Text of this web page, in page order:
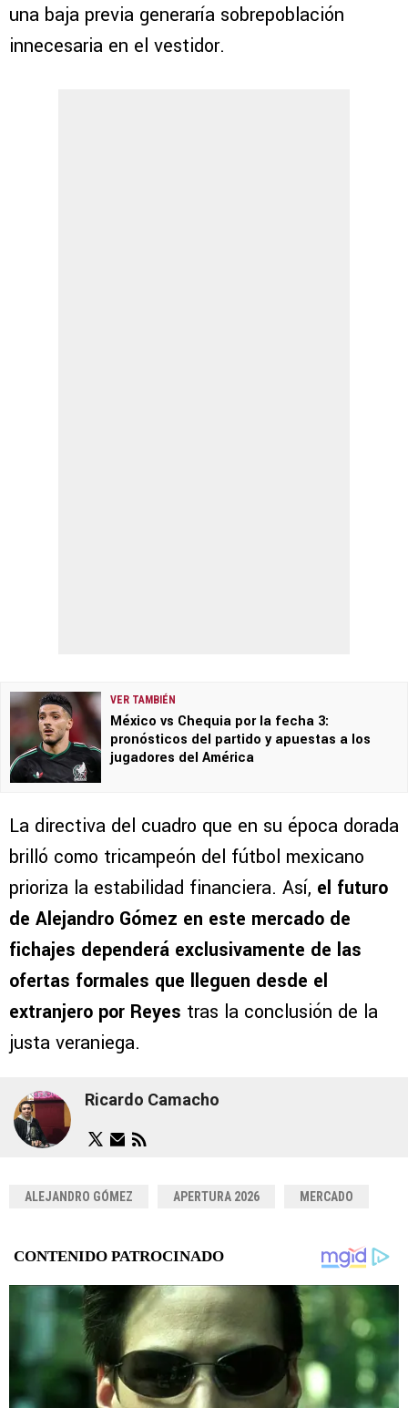
una baja previa generaría sobrepoblación
innecesaria en el vestidor.
VER TAMBIÉN
México vs Chequia por la fecha 3:
pronósticos del partido y apuestas a los
jugadores del América
La directiva del cuadro que en su época dorada
brilló como tricampeón del fútbol mexicano
prioriza la estabilidad financiera. Así, el futuro
de Alejandro Gómez en este mercado de
fichajes dependerá exclusivamente de las
ofertas formales que lleguen desde el
extranjero por Reyes tras la conclusión de la
justa veraniega.
Ricardo Camacho
ALEJANDRO GÓMEZ APERTURA 2026 MERCADO